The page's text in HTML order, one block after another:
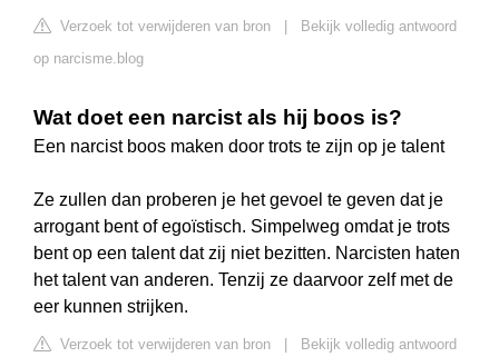
Verzoek tot verwijderen van bron
Bekijk volledig antwoord
op narcisme.blog
Wat doet een narcist als hij boos is?
Een narcist boos maken door trots te zijn op je talent
Ze zullen dan proberen je het gevoel te geven dat je
arrogant bent of egoïstisch. Simpelweg omdat je trots
bent op een talent dat zij niet bezitten. Narcisten haten
het talent van anderen. Tenzij ze daarvoor zelf met de
eer kunnen strijken.
Verzoek tot verwijderen van bron
Bekijk volledig antwoord